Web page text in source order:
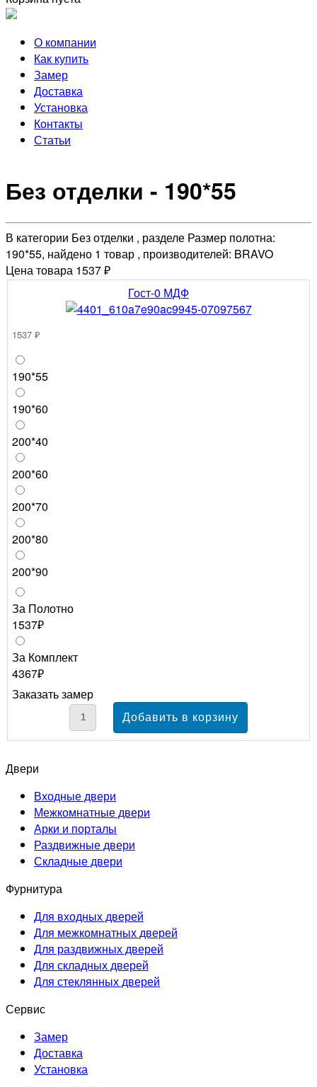
О компании
Как купить
Замер
Доставка
Установка
Контакты
Статьи
Без отделки - 190*55
В категории Без отделки , разделе Размер полотна:
190*55, найдено 1 товар , производителей: BRAVO
Цена товара 1537 ₽
Гост-0 МДФ
1537 ₽
190*55
190*60
200*40
200*60
200*70
200*80
200*90
За Полотно
1537₽
За Комплект
4367₽
Заказать замер
Двери
Входные двери
Межкомнатные двери
Арки и порталы
Раздвижные двери
Складные двери
Фурнитура
Для входных дверей
Для межкомнатных дверей
Для раздвижных дверей
Для складных дверей
Для стеклянных дверей
Сервис
Замер
Доставка
Установка